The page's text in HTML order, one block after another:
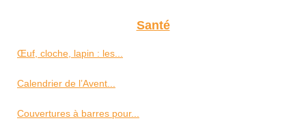
Santé
Œuf, cloche, lapin : les...
Calendrier de l’Avent...
Couvertures à barres pour...